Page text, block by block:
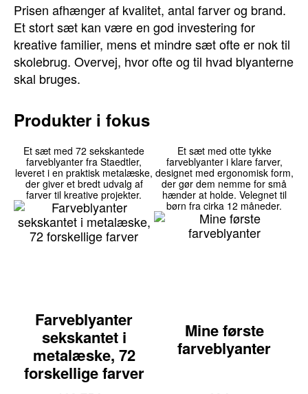
Prisen afhænger af kvalitet, antal farver og brand.
Et stort sæt kan være en god investering for
kreative familier, mens et mindre sæt ofte er nok til
skolebrug. Overvej, hvor ofte og til hvad blyanterne
skal bruges.
Produkter i fokus
Farveblyanter
sekskantet i
metalæske, 72
forskellige farver
Et sæt med 72 sekskantede
farveblyanter fra Staedtler,
leveret i en praktisk metalæske,
der giver et bredt udvalg af
farver til kreative projekter.
Mine første
farveblyanter
Et sæt med otte tykke
farveblyanter i klare farver,
designet med ergonomisk form,
der gør dem nemme for små
hænder at holde. Velegnet til
børn fra cirka 12 måneder.